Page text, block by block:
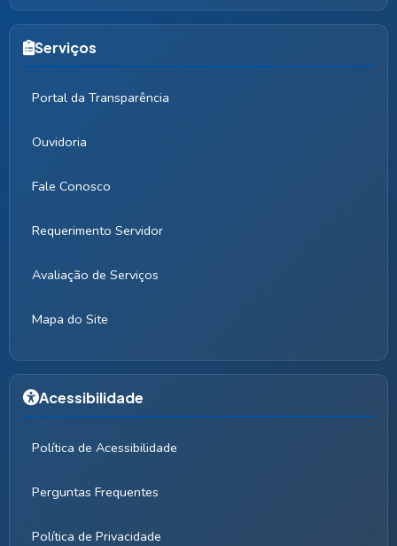
Serviços
Portal da Transparência
Ouvidoria
Fale Conosco
Requerimento Servidor
Avaliação de Serviços
Mapa do Site
Acessibilidade
Política de Acessibilidade
Perguntas Frequentes
Política de Privacidade